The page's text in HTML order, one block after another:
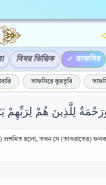
বিষয় ভিত্তিক তাফসির
তাফসিরে কুরতুবি
প্রশমিত হলো, তখন সে (তাওরাতের)